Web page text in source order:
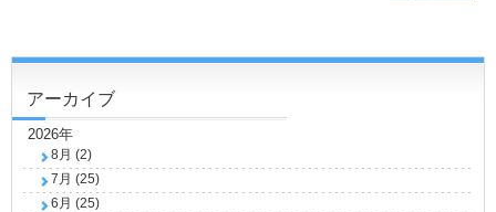
アーカイブ
2026年
8月 (2)
7月 (25)
6月 (25)